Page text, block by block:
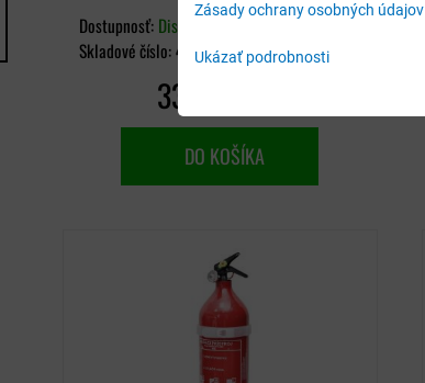
Dostupnosť: Distribučný sklad (1-3 dni)
Skladové číslo:44710000
33,90 €
DO KOŠÍKA
Zásady ochrany osobných údajov
Ukázať podrobnosti